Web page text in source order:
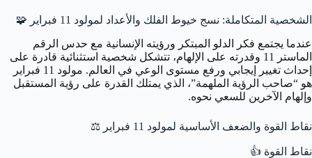
الشخصية المتكاملة: نسج خيوط الفلك والأعداد لمولود 11 فبراير
🧩
عندما يجتمع فكر الدلو المبتكر ورؤيته الإنسانية مع حدس الرقم
الماستر 11 وقدرته على الإلهام، تتشكل شخصية استثنائية قادرة على
إحداث تغيير إيجابي ورفع مستوى الوعي في العالم. مولود 11 فبراير
هو “صاحب الرؤية الملهمة”، الذي يمتلك القدرة على رؤية المستقبل
وإلهام الآخرين للسعي نحوه.
نقاط القوة والضعف الأساسية لمولود 11 فبراير ⚖️
نقاط القوة 👍